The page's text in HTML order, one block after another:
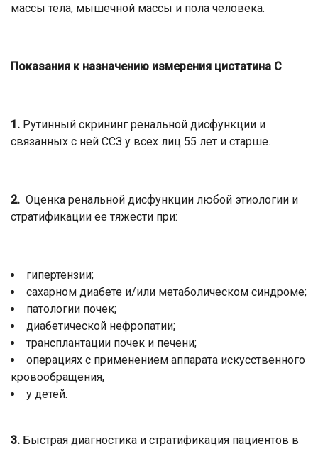
массы тела, мышечной массы и пола человека.
Показания к назначению измерения цистатина С
1. Рутинный скрининг ренальной дисфункции и
связанных с ней ССЗ у всех лиц 55 лет и старше.
2. Оценка ренальной дисфункции любой этиологии и
стратификации ее тяжести при:
гипертензии;
сахарном диабете и/или метаболическом синдроме;
патологии почек;
диабетической нефропатии;
трансплантации почек и печени;
операциях с применением аппарата искусственного
кровообращения,
у детей.
3. Быстрая диагностика и стратификация пациентов в